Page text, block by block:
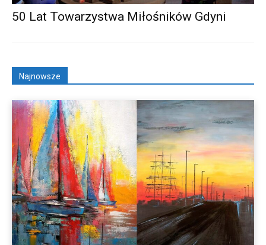
50 Lat Towarzystwa Miłośników Gdyni
Najnowsze